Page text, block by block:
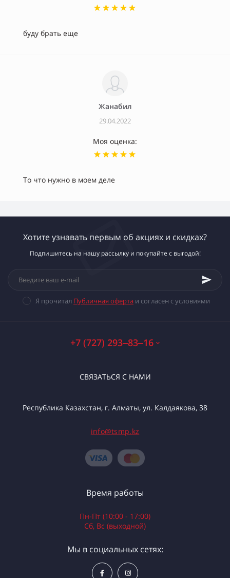
буду брать еще
Жанабил
29.04.2022
Моя оценка:
То что нужно в моем деле
Хотите узнавать первым об акциях и скидках?
Подпишитесь на нашу рассылку и покупайте с выгодой!
Я прочитал Публичная оферта и согласен с условиями
+7 (727) 293‒83‒16
СВЯЗАТЬСЯ С НАМИ
Республика Казахстан, г. Алматы, ул. Калдаякова, 38
info@tsmp.kz
Время работы
Пн-Пт (10:00 - 17:00)
Сб, Вс (выходной)
Мы в социальных сетях: